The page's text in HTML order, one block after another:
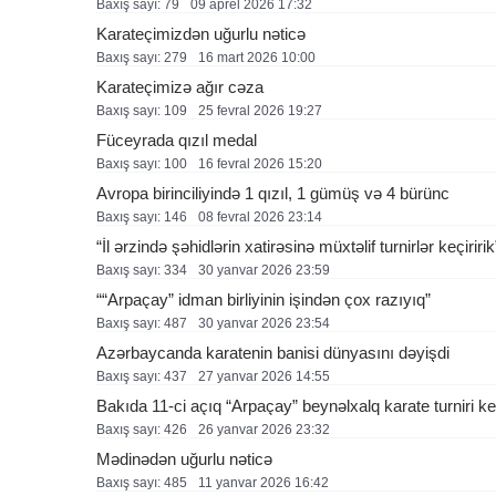
Baxış sayı: 79 09 aprel 2026 17:32
Karateçimizdən uğurlu nəticə
Baxış sayı: 279 16 mart 2026 10:00
Karateçimizə ağır cəza
Baxış sayı: 109 25 fevral 2026 19:27
Füceyrada qızıl medal
Baxış sayı: 100 16 fevral 2026 15:20
Avropa birinciliyində 1 qızıl, 1 gümüş və 4 bürünc
Baxış sayı: 146 08 fevral 2026 23:14
“İl ərzində şəhidlərin xatirəsinə müxtəlif turnirlər
Baxış sayı: 334 30 yanvar 2026 23:59
““Arpaçay” idman birliyinin işindən çox razıyıq”
Baxış sayı: 487 30 yanvar 2026 23:54
Azərbaycanda karatenin banisi dünyasını dəyişdi
Baxış sayı: 437 27 yanvar 2026 14:55
Bakıda 11-ci açıq “Arpaçay” beynəlxalq karate turniri
Baxış sayı: 426 26 yanvar 2026 23:32
Mədinədən uğurlu nəticə
Baxış sayı: 485 11 yanvar 2026 16:42